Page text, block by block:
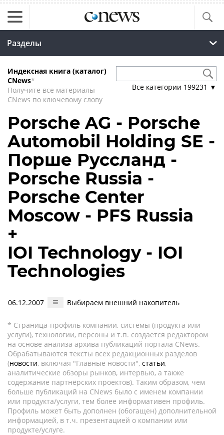
Разделы
Индексная книга (каталог)
CNews*
Получите все материалы
CNews по ключевому слову
Все категории 199231 ▼
Porsche AG - Porsche
Automobil Holding SE -
Порше Руссланд -
Porsche Russia -
Porsche Center
Moscow - PFS Russia
+
IOI Technology - IOI
Technologies
06.12.2007 Выбираем внешний накопитель
* Страница-профиль компании, системы (продукта или
услуги), технологии, персоны и т.п. создается редактором
на основе анализа архива публикаций портала CNews.
Обрабатываются тексты всех редакционных разделов
(новости, включая "Главные новости", статьи,
аналитические обзоры рынков, интервью, а также
содержание партнёрских проектов). Таким образом, чем
больше публикаций на CNews было с именем компании
или продукта/услуги, тем более информативен профиль.
Профиль может быть дополнен (обогащен) дополнительной
информацией, в т.ч. презентацией о компании или
продукте/услуге.